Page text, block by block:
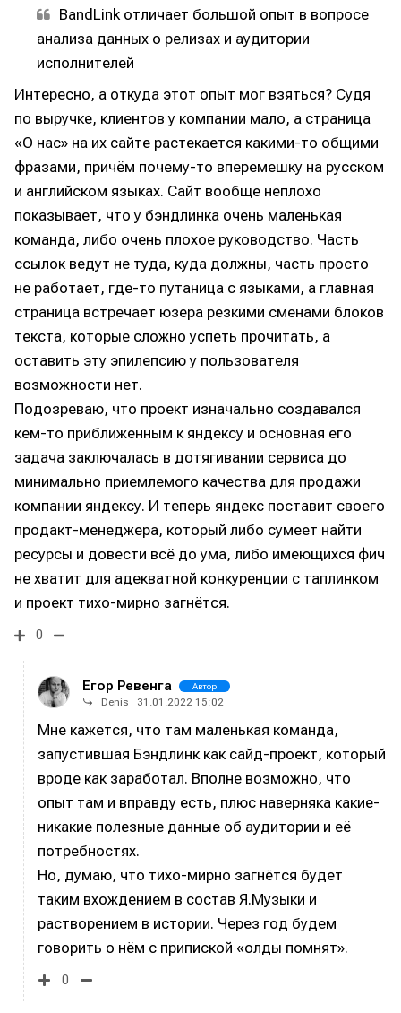
Вы сможете общаться в комментариях,
добавлять материалы в избранное и пользоваться
всеми возможностями сайта.
Электронная
Вы сможете общаться в комментариях,
добавлять материалы в избранное и пользоваться
всеми возможностями сайта.
Электронная
Вы сможете общаться в комментариях,
добавлять материалы в избранное и пользоваться
всеми возможностями сайта.
Электронная
Написание
Инструменты
Оборудование
Софт
Индустрия
Сцена
🎙️ Подкаст Миксер
📖 Источники информации
👷 Профили специалистов
Скоро тут что-то будет
🎁 Бесплатные VST
📻 Выбираем
оборудование
Вы сможете общаться в комментариях,
добавлять материалы в избранное и пользоваться
всеми возможностями сайта.
Электронная
Написание
Инструменты
Оборудование
Софт
Индустрия
Сцена
🎙️ Подкаст Миксер
📖 Источники информации
👷 Профили специалистов
Скоро тут что-то будет
🎁 Бесплатные VST
📻 Выбираем
оборудование
BandLink отличает большой опыт в вопросе
анализа данных о релизах и аудитории
исполнителей
Интересно, а откуда этот опыт мог взяться? Судя
по выручке, клиентов у компании мало, а страница
«О нас» на их сайте растекается какими-то общими
фразами, причём почему-то вперемешку на русском
и английском языках. Сайт вообще неплохо
показывает, что у бэндлинка очень маленькая
команда, либо очень плохое руководство. Часть
ссылок ведут не туда, куда должны, часть просто
не работает, где-то путаница с языками, а главная
страница встречает юзера резкими сменами блоков
текста, которые сложно успеть прочитать, а
оставить эту эпилепсию у пользователя
возможности нет.
Подозреваю, что проект изначально создавался
кем-то приближенным к яндексу и основная его
задача заключалась в дотягивании сервиса до
минимально приемлемого качества для продажи
компании яндексу. И теперь яндекс поставит своего
продакт-менеджера, который либо сумеет найти
ресурсы и довести всё до ума, либо имеющихся фич
не хватит для адекватной конкуренции с таплинком
и проект тихо-мирно загнётся.
0
Егор Ревенга Автор
Denis 31.01.2022 15:02
Мне кажется, что там маленькая команда,
запустившая Бэндлинк как сайд-проект, который
вроде как заработал. Вполне возможно, что
опыт там и вправду есть, плюс наверняка какие-
никакие полезные данные об аудитории и её
потребностях.
Но, думаю, что тихо-мирно загнётся будет
таким вхождением в состав Я.Музыки и
растворением в истории. Через год будем
говорить о нём с припиской «олды помнят».
0